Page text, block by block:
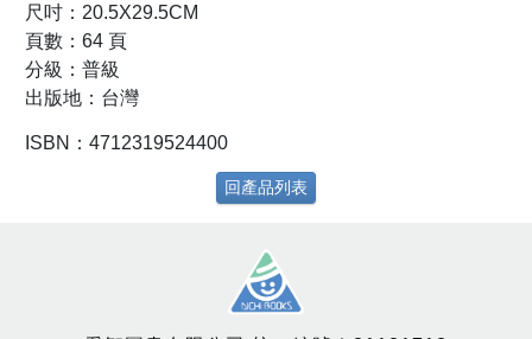
尺吋：20.5X29.5CM
頁數：64 頁
分級：普級
出版地：台灣
ISBN：4712319524400
回產品列表